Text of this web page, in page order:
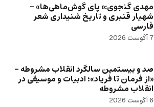
مهدی گنجوی:« پای گوش‌ماهی‌ها» –
شهیار قنبری و تاریخ شنیداری شعر
فارسی
7 آگوست 2026
صد و بیستمین سالگرد انقلاب مشروطه –
«از فرمان تا فریاد»؛ ادبیات و موسیقی در
انقلاب مشروطه
6 آگوست 2026